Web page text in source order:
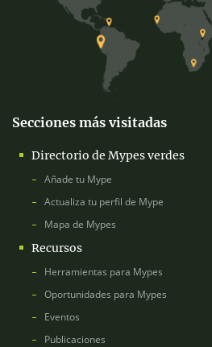
Secciones más visitadas
Directorio de Mypes verdes
Añade tu Mype
Actualiza tu perfil de Mype
Mapa de Mypes
Recursos
Herramientas para Mypes
Oportunidades para Mypes
Eventos
Publicaciones